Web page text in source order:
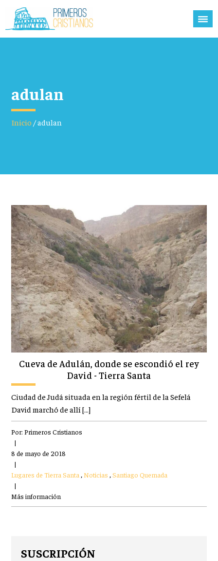
adulan
Inicio/adulan
Cueva de Adulán, donde se escondió el rey
David - Tierra Santa
Ciudad de Judá situada en la región fértil de la Sefelá
David marchó de allí […]
Por: Primeros Cristianos
|
8 de mayo de 2018
|
Lugares de Tierra Santa , Noticias ,Santiago Quemada
|
Más información
SUSCRIPCIÓN